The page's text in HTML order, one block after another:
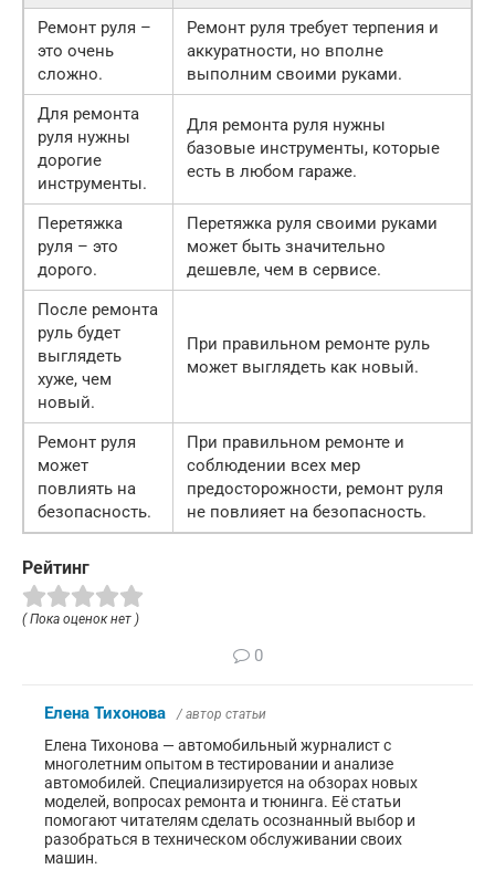
Ремонт руля –
это очень
сложно.
Ремонт руля требует терпения и
аккуратности, но вполне
выполним своими руками.
Для ремонта
руля нужны
дорогие
инструменты.
Для ремонта руля нужны
базовые инструменты, которые
есть в любом гараже.
Перетяжка
руля – это
дорого.
Перетяжка руля своими руками
может быть значительно
дешевле, чем в сервисе.
После ремонта
руль будет
выглядеть
хуже, чем
новый.
При правильном ремонте руль
может выглядеть как новый.
Ремонт руля
может
повлиять на
безопасность.
При правильном ремонте и
соблюдении всех мер
предосторожности, ремонт руля
не повлияет на безопасность.
Рейтинг
( Пока оценок нет )
0
Елена Тихонова / автор статьи
Елена Тихонова — автомобильный журналист с
многолетним опытом в тестировании и анализе
автомобилей. Специализируется на обзорах новых
моделей, вопросах ремонта и тюнинга. Её статьи
помогают читателям сделать осознанный выбор и
разобраться в техническом обслуживании своих
машин.